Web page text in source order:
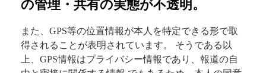
の管理・共有の実態が不透明。
また、GPS等の位置情報が本人を特定できる形で取
得されることが表明されています。 そうである以
上、GPS情報はプライバシー情報であり、報道の自